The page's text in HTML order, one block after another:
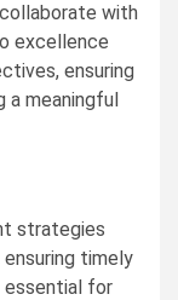
with
excellence
ensuring
a meaningful
strategies
timely
essential for